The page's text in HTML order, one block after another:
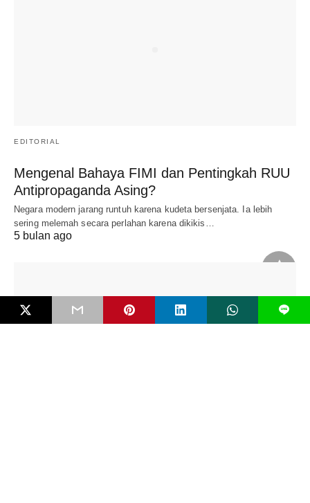
EDITORIAL
Mengenal Bahaya FIMI dan Pentingkah RUU
Antipropaganda Asing?
Negara modern jarang runtuh karena kudeta bersenjata. Ia lebih
sering melemah secara perlahan karena dikikis…
5 bulan ago
L